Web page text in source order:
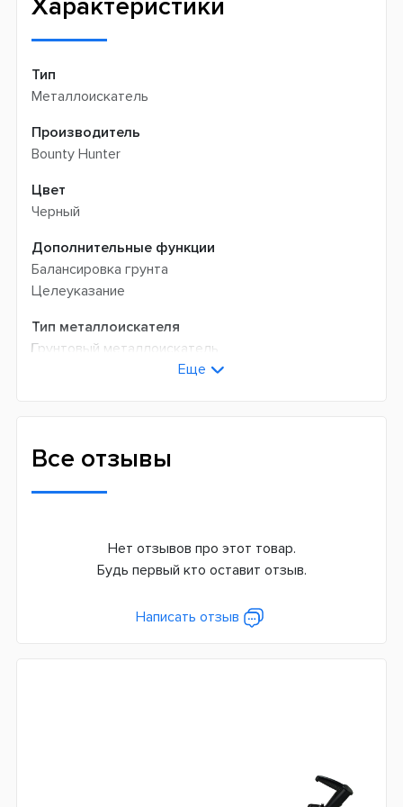
Характеристики
Тип
Металлоискатель
Производитель
Bounty Hunter
Цвет
Черный
Дополнительные функции
Балансировка грунта
Целеуказание
Тип металлоискателя
Грунтовый металлоискатель
15-17
Автономная работа, ч
Еще
Все отзывы
Нет отзывов про этот товар.
Будь первый кто оставит отзыв.
Написать отзыв